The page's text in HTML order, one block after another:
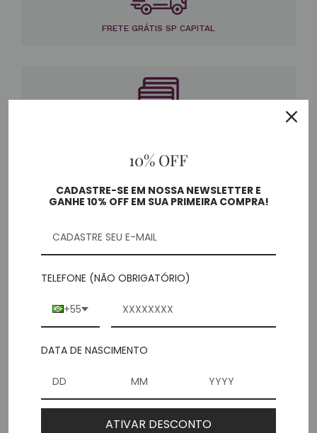
FRETE GRÁTIS SP CAPITAL
PRODUTOS RELACIONADOS
10% OFF
CADASTRE-SE EM NOSSA NEWSLETTER E
GANHE 10% OFF EM SUA PRIMEIRA COMPRA!
TELEFONE (NÃO OBRIGATÓRIO)
+55
DATA DE NASCIMENTO
ATIVAR DESCONTO